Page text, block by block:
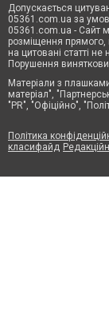
Допускається
05361.com.ua за
05361.com.ua - Сайт
розміщення прямого,
на цитовані статті
Порушення
Матеріали з
матеріал",
"PR", "Офіційно",
Політика
класифайд